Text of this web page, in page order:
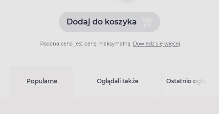
Dodaj do koszykaDodaj do koszyka
Podana cena jest ceną maksymalną. Dowiedz się więcej
Popularne Oglądali także Ostatnio